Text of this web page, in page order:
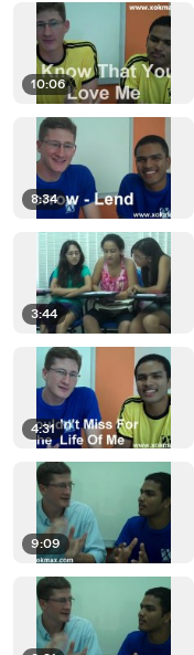
10:06
8:34
3:44
4:31
9:09